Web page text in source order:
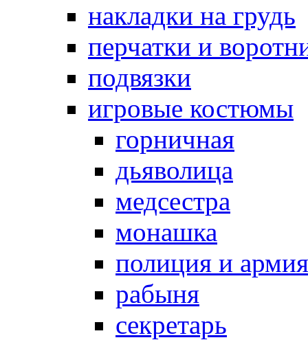
накладки на грудь
перчатки и
подвязки
игровые костюмы
горничная
дьяволица
медсестра
монашка
полиция и армия
рабыня
секретарь